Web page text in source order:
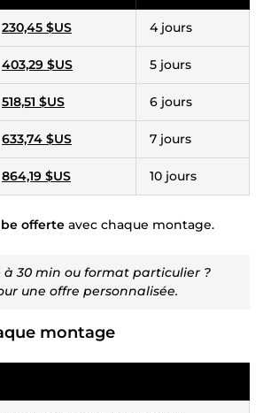
230,45 $US 4 jours
403,29 $US 5 jours
518,51 $US 6 jours
633,74 $US 7 jours
864,19 $US 10 jours
offerte avec chaque montage.
à 30 min ou format particulier ?
une offre personnalisée.
montage